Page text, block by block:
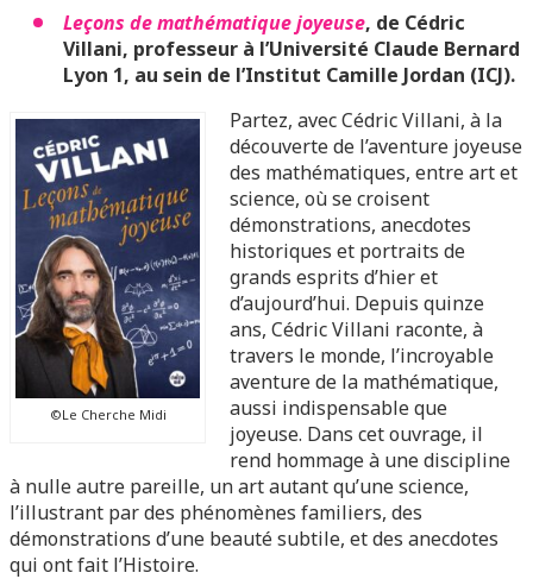
Leçons de mathématique joyeuse, de Cédric
Villani, professeur à l’Université Claude Bernard
Lyon 1, au sein de l’Institut Camille Jordan (ICJ).
©Le Cherche Midi
Partez, avec Cédric Villani, à la
découverte de l’aventure joyeuse
des mathématiques, entre art et
science, où se croisent
démonstrations, anecdotes
historiques et portraits de
grands esprits d’hier et
d’aujourd’hui. Depuis quinze
ans, Cédric Villani raconte, à
travers le monde, l’incroyable
aventure de la mathématique,
aussi indispensable que
joyeuse. Dans cet ouvrage, il
rend hommage à une discipline
à nulle autre pareille, un art autant qu’une science,
l’illustrant par des phénomènes familiers, des
démonstrations d’une beauté subtile, et des anecdotes
qui ont fait l’Histoire.